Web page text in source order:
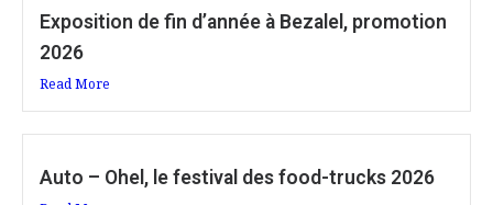
Exposition de fin d’année à Bezalel, promotion
2026
Read More
Auto – Ohel, le festival des food-trucks 2026